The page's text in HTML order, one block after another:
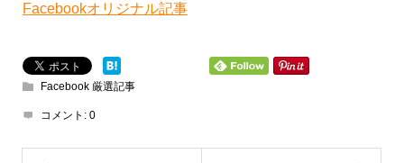
Facebookオリジナル記事
Facebook 厳選記事
コメント: 0